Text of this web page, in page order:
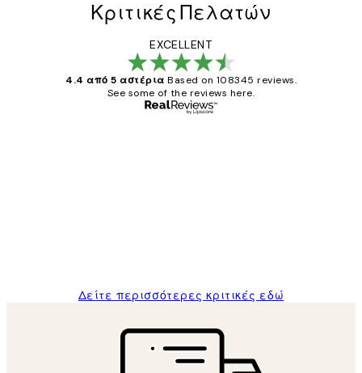
Κριτικές Πελατών
EXCELLENT
4.4 από 5 αστέρια Based on 108345 reviews.
See some of the reviews here.
Δείτε περισσότερες κριτικές εδώ